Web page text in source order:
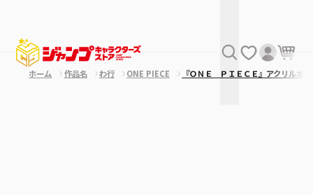
ホーム 作品名 わ行 ONE PIECE 『ＯＮＥ ＰＩＥＣＥ』アクリル